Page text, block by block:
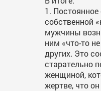
1.
собственной
мужчины
ним «что-то
других. Это
старательно
женщиной,
жертве, что